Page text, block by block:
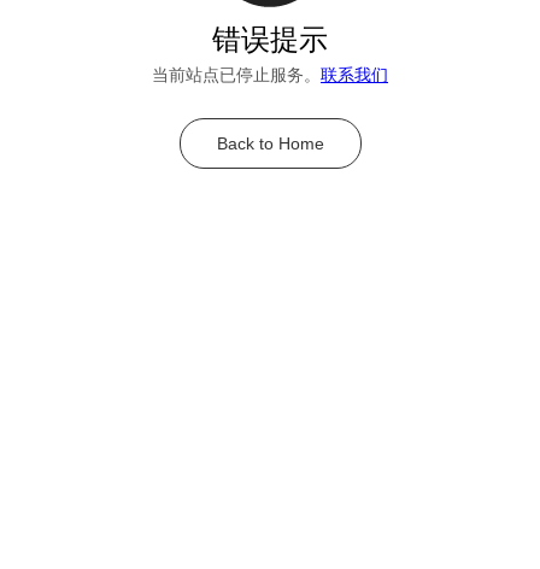
错误提示
当前站点已停止服务。 联系我们
Back to Home